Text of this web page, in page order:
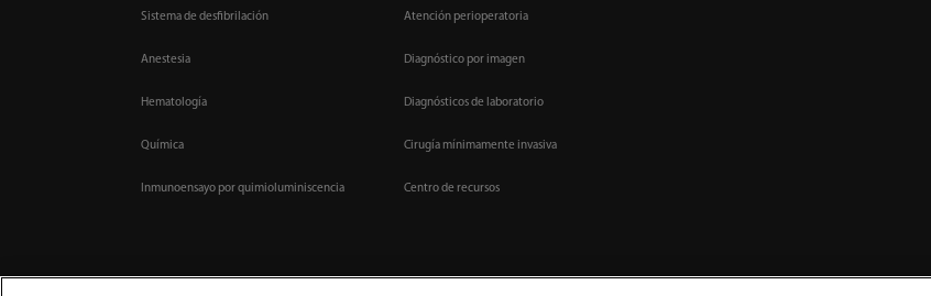
Sistema de desfibrilación
Anestesia
Hematología
Química
Inmunoensayo por quimioluminiscencia
Atención perioperatoria
Diagnóstico por imagen
Diagnósticos de laboratorio
Cirugía mínimamente invasiva
Centro de recursos